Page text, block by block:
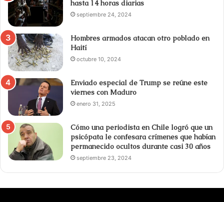
hasta 14 horas diarias
septiembre 24, 2024
Hombres armados atacan otro poblado en
Haití
octubre 10, 2024
Enviado especial de Trump se reúne este
viernes con Maduro
enero 31, 2025
Cómo una periodista en Chile logró que un
psicópata le confesara crímenes que habían
permanecido ocultos durante casi 30 años
septiembre 23, 2024